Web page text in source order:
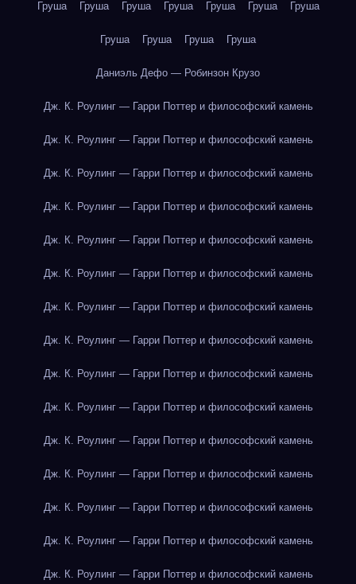
Груша Груша Груша Груша Груша Груша Груша
Груша Груша Груша Груша
Даниэль Дефо — Робинзон Крузо
Дж. К. Роулинг — Гарри Поттер и философский камень
Дж. К. Роулинг — Гарри Поттер и философский камень
Дж. К. Роулинг — Гарри Поттер и философский камень
Дж. К. Роулинг — Гарри Поттер и философский камень
Дж. К. Роулинг — Гарри Поттер и философский камень
Дж. К. Роулинг — Гарри Поттер и философский камень
Дж. К. Роулинг — Гарри Поттер и философский камень
Дж. К. Роулинг — Гарри Поттер и философский камень
Дж. К. Роулинг — Гарри Поттер и философский камень
Дж. К. Роулинг — Гарри Поттер и философский камень
Дж. К. Роулинг — Гарри Поттер и философский камень
Дж. К. Роулинг — Гарри Поттер и философский камень
Дж. К. Роулинг — Гарри Поттер и философский камень
Дж. К. Роулинг — Гарри Поттер и философский камень
Дж. К. Роулинг — Гарри Поттер и философский камень